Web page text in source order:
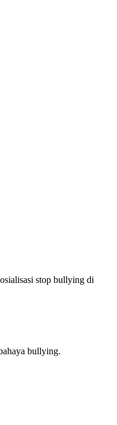
stop bullying di
bullying.